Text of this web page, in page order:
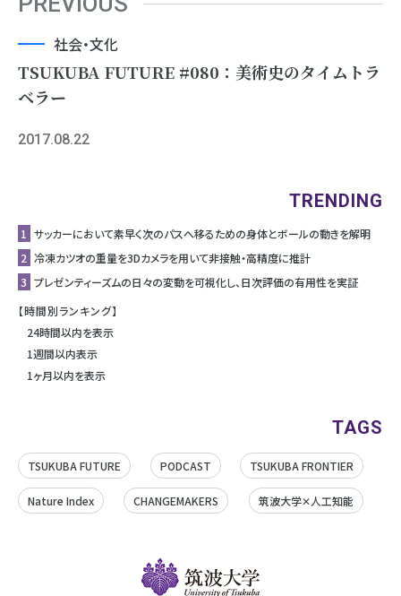
社会・文化
TSUKUBA FUTURE #080：美術史のタイムトラ
ベラー
2017.08.22
TRENDING
1 サッカーにおいて素早く次のパスへ移るための身体とボールの動きを解明
2 冷凍カツオの重量を3Dカメラを用いて非接触・高精度に推計
3 プレゼンティーズムの日々の変動を可視化し、日次評価の有用性を実証
【時間別ランキング】
24時間以内を表示
1週間以内表示
1ヶ月以内を表示
TAGS
TSUKUBA FUTURE PODCAST TSUKUBA FRONTIER
Nature Index CHANGEMAKERS 筑波大学✕人工知能